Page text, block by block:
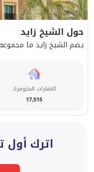
حول الشيخ زايد
يضم الشيخ زايد ما مجموعه 426 مبنى
العقارات المتوفرة.
17,515
اترك أول